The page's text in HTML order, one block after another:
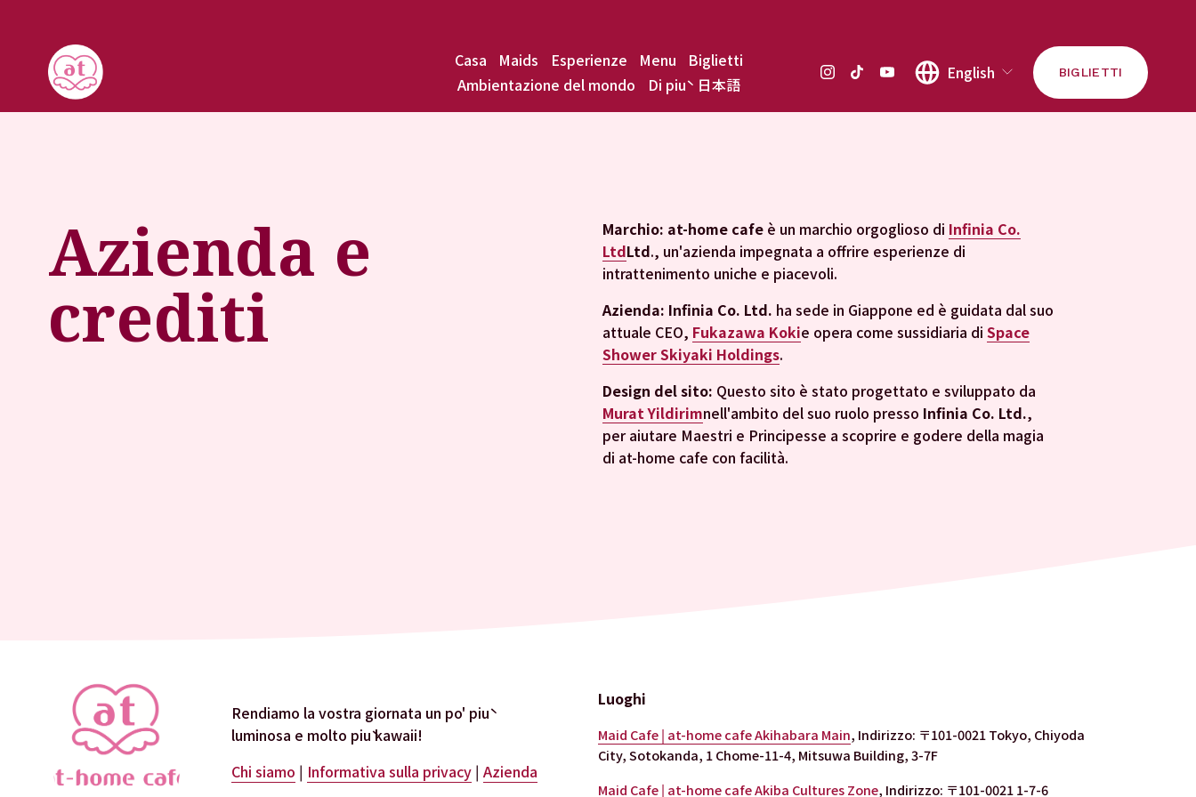
Casa Maids Esperienze Menu
Biglietti
Ambientazione del mondo
Di più 日本語
English BIGLIETTI
Azienda e
crediti
Marchio: at-home cafe è un marchio orgoglioso di Infinia Co.
LtdLtd., un'azienda impegnata a offrire esperienze di
intrattenimento uniche e piacevoli.
Azienda: Infinia Co. Ltd. ha sede in Giappone ed è guidata dal suo
attuale CEO, Fukazawa Kokie opera come sussidiaria di Space
Shower Skiyaki Holdings.
Design del sito:
Murat Yildirimnell'ambito del suo ruolo presso Infinia Co. Ltd.,
per aiutare Maestri e Principesse a scoprire e godere della magia
di at-home cafe con facilità.
Rendiamo la vostra giornata un po' più
luminosa e molto più kawaii!
Chi siamo | Informativa sulla privacy | Azienda
Luoghi
Maid Cafe | at-home cafe Akihabara Main, Indirizzo: 〒101-0021 Tokyo, Chiyoda
City, Sotokanda, 1 Chome-11-4, Mitsuwa Building, 3-7F
Maid Cafe | at-home cafe Akiba Cultures Zone, Indirizzo: 〒101-0021 1-7-6